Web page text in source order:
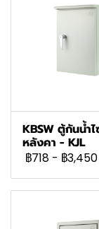
KBSW ตู้กันน้ำ
หลังคา - KJL
฿718 - ฿3,450